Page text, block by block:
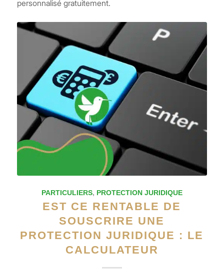
personnalisé gratuitement.
PARTICULIERS, PROTECTION JURIDIQUE
EST CE RENTABLE DE
SOUSCRIRE UNE
PROTECTION JURIDIQUE : LE
CALCULATEUR